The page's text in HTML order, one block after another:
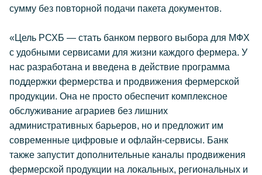
сумму без повторной подачи пакета документов.
«Цель РСХБ — стать банком первого выбора для МФХ
с удобными сервисами для жизни каждого фермера. У
нас разработана и введена в действие программа
поддержки фермерства и продвижения фермерской
продукции. Она не просто обеспечит комплексное
обслуживание аграриев без лишних
административных барьеров, но и предложит им
современные цифровые и офлайн-сервисы. Банк
также запустит дополнительные каналы продвижения
фермерской продукции на локальных, региональных и